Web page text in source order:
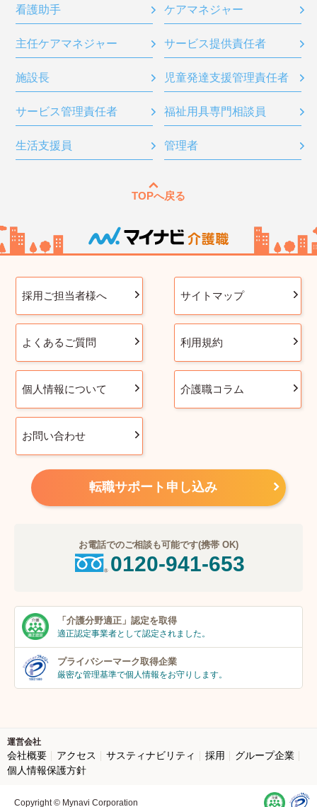
看護助手 ケアマネジャー
主任ケアマネジャー サービス提供責任者
施設長 児童発達支援管理責任者
サービス管理責任者 福祉用具専門相談員
生活支援員 管理者
TOPへ戻る
採用ご担当者様へ サイトマップ
よくあるご質問 利用規約
個人情報について 介護職コラム
お問い合わせ
転職サポート申し込み
お電話でのご相談も可能です(携帯 OK)
0120-941-653
「介護分野適正」 認定を取得
適正認定事業者として認定されました。
プライバシーマーク取得企業
厳密な管理基準で個人情報をお守りします。
運営会社
会社概要 アクセス サスティナビリティ 採用
グループ企業
個人情報保護方針
Copyright © Mynavi Corporation